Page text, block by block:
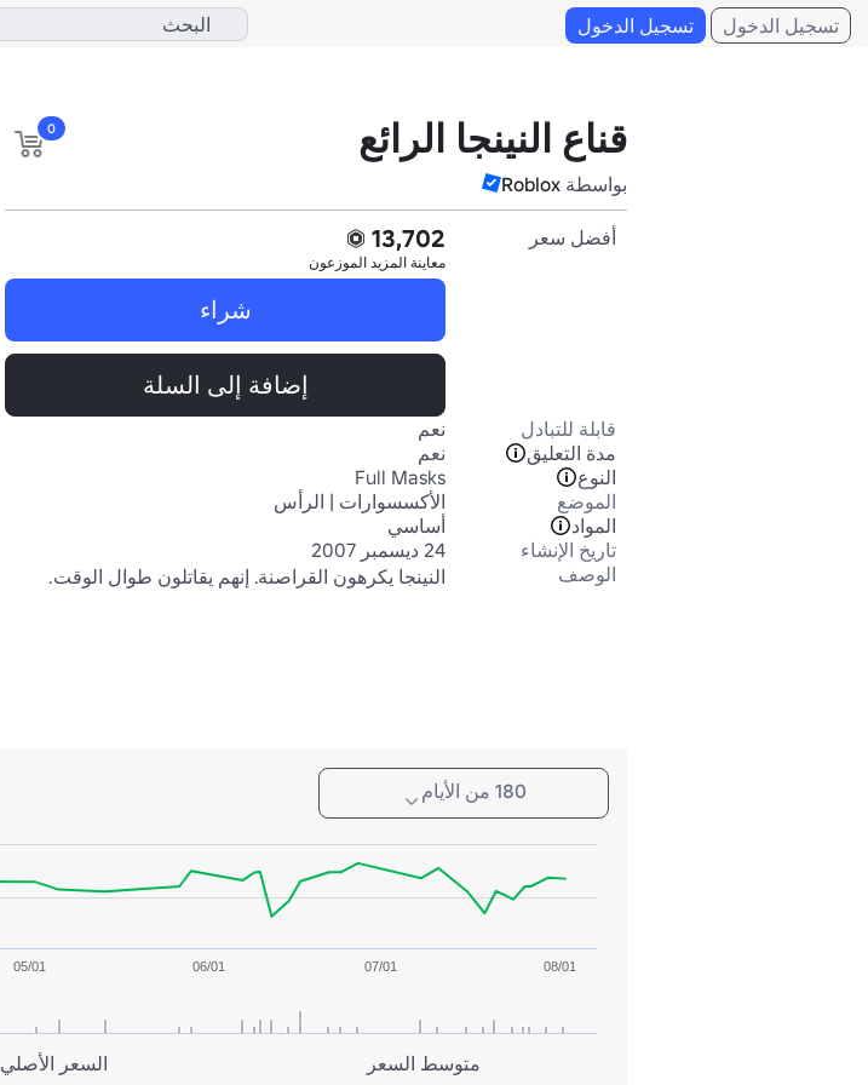
تسجيل الدخول تسجيل الدخول
قناع النينجا الرائع
بواسطة Roblox
0
أفضل سعر 13,702
معاينة المزيد الموزعون
شراء
إضافة إلى السلة
قابلة للتبادل
نعم
مدة التعليق
نعم
النوع
Full Masks
الموضع
الأكسسوارات | الرأس
المواد
أساسي
تاريخ الإنشاء
24 ديسمبر 2007
الوصف
النينجا يكرهون القراصنة. إنهم يقاتلون طوال الوقت.
180 من الأيام
05/01 06/01 07/01 08/01
السعر الأصلي متوسط السعر